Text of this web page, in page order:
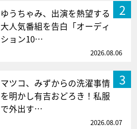
2
ゆうちゃみ、出演を熱望する
大人気番組を告白「オーディ
ション10…
2026.08.06
3
マツコ、みずからの洗濯事情
を明かし有吉おどろき！私服
で外出す…
2026.08.07